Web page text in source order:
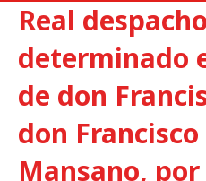
Real
determinado
de don
don
Mansano,